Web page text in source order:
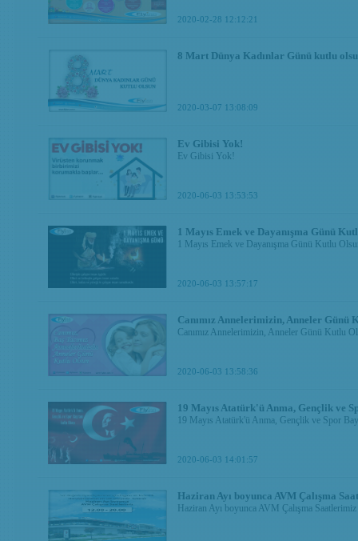
2020-02-28 12:12:21
8 Mart Dünya Kadınlar Günü kutlu
2020-03-07 13:08:09
Ev Gibisi Yok!
Ev Gibisi Yok!
2020-06-03 13:53:53
1 Mayıs Emek ve Dayanışma Günü
1 Mayıs Emek ve Dayanışma Günü Kutlu
2020-06-03 13:57:17
Canımız Annelerimizin, Anneler Günü
Canımız Annelerimizin, Anneler Günü Kutlu
2020-06-03 13:58:36
19 Mayıs Atatürk'ü Anma, Gençlik ve
19 Mayıs Atatürk'ü Anma, Gençlik ve Spor
2020-06-03 14:01:57
Haziran Ayı boyunca AVM Çalışma
Haziran Ayı boyunca AVM Çalışma